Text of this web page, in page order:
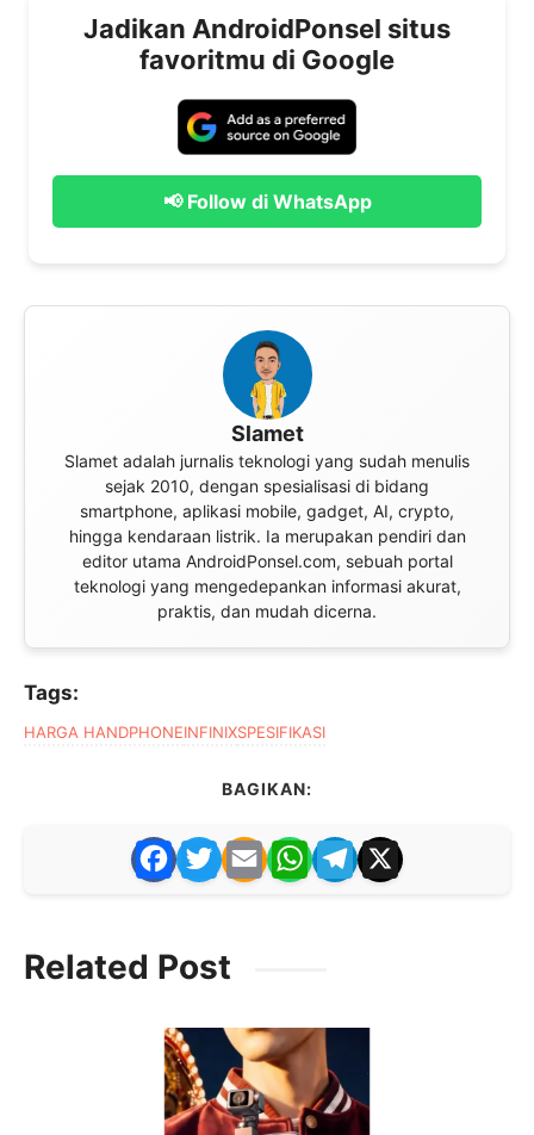
Jadikan AndroidPonsel situs
favoritmu di Google
📢 Follow di WhatsApp
Slamet
Slamet adalah jurnalis teknologi yang sudah menulis
sejak 2010, dengan spesialisasi di bidang
smartphone, aplikasi mobile, gadget, AI, crypto,
hingga kendaraan listrik. Ia merupakan pendiri dan
editor utama AndroidPonsel.com, sebuah portal
teknologi yang mengedepankan informasi akurat,
praktis, dan mudah dicerna.
Tags:
HARGA HANDPHONEINFINIXSPESIFIKASI
BAGIKAN:
F
a
e
T
w
er
E
m
l
W
h
p
p
T
el
m
X
Related Post